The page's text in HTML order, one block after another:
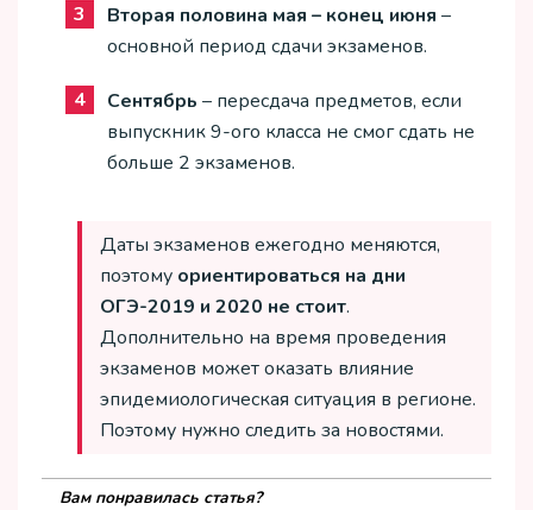
Вторая половина мая – конец июня –
основной период сдачи экзаменов.
Сентябрь – пересдача предметов, если
выпускник 9-ого класса не смог сдать не
больше 2 экзаменов.
Даты экзаменов ежегодно меняются,
поэтому ориентироваться на дни
ОГЭ-2019 и 2020 не стоит.
Дополнительно на время проведения
экзаменов может оказать влияние
эпидемиологическая ситуация в регионе.
Поэтому нужно следить за новостями.
Вам понравилась статья?